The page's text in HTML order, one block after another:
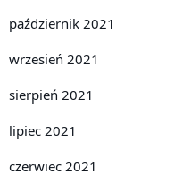
październik 2021
wrzesień 2021
sierpień 2021
lipiec 2021
czerwiec 2021